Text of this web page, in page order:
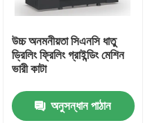
উচ্চ অনমনীয়তা সিএনসি ধাতু
ড্রিলিং ফ্রিলিং গ্রাইন্ডিং মেশিন
ভারী কাটা
অনুসন্ধান পাঠান